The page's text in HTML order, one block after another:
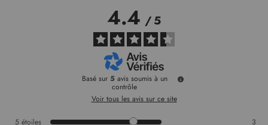
MA
LISTE
D’ENVIE
4.4/5
Basé sur 5 avis soumis à un
contrôle
Voir tous les avis sur ce site
5 étoiles
3